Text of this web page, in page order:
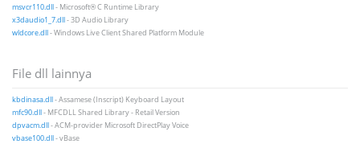
msvcr110.dll- Microsoft® C Runtime Library
x3daudio1_7.dll- 3D Audio Library
wldcore.dll- Windows Live Client Shared Platform Module
File dll lainnya
kbdinasa.dll- Assamese (Inscript) Keyboard Layout
mfc90.dll- MFCDLL Shared Library - Retail Version
dpvacm.dll- ACM-provider Microsoft DirectPlay Voice
vbase100.dll- vBase